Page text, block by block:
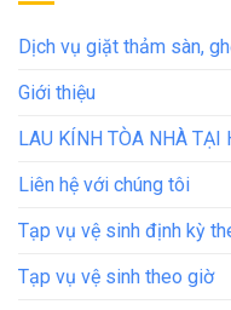
Dịch vụ giặt thảm sàn,
Giới thiệu
LAU KÍNH TÒA NHÀ
Liên hệ với chúng tôi
Tạp vụ vệ sinh định kỳ
Tạp vụ vệ sinh theo giờ